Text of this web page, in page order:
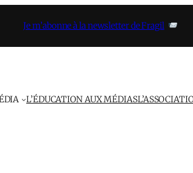
Je m’abonne à la newsletter de Fragil
L’ÉDUCATION AUX MÉDIAS